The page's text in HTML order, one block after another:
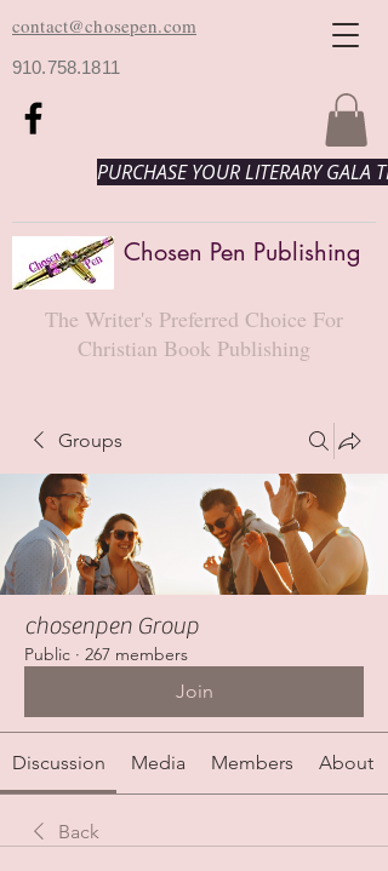
contact@chosepen.com
910.758.1811
PURCHASE YOUR LITERARY GALA
Chosen Pen Publishing
The Writer's Preferred Choice For
Christian Book Publishing
Groups
chosenpen Group
Public · 267 members
Join
Discussion Media Members About
Back